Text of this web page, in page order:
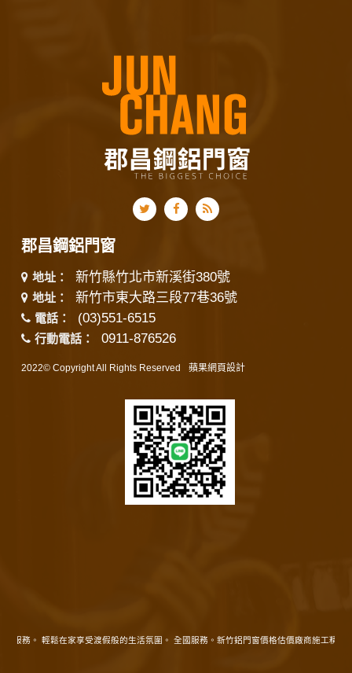
郡昌鋼鋁門窗
地址： 新竹縣竹北市新溪街380號
地址： 新竹市東大路三段77巷36號
電話： (03)551-6515
行動電話： 0911-876526
2022© Copyright All Rights Reserved 蘋果網頁設計
服務。 輕鬆在家享受渡假般的生活氛圍。 全國服務。新竹鋁門窗價格估價廠商施工精